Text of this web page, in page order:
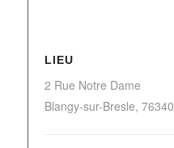
LIEU
2 Rue Notre Dame
Blangy-sur-Bresle, 76340